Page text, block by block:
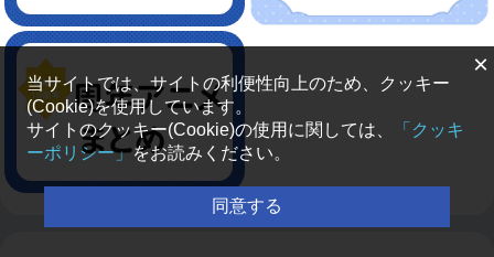
×
当サイトでは、サイトの利便性向上のため、クッキー
(Cookie)を使用しています。
サイトのクッキー(Cookie)の使用に関しては、
「クッキ
ーポリシー」をお読みください。
同意する